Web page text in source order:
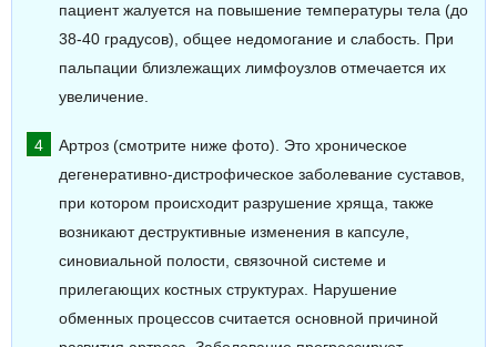
пациент жалуется на повышение температуры тела (до
38-40 градусов), общее недомогание и слабость. При
пальпации близлежащих лимфоузлов отмечается их
увеличение.
Артроз (смотрите ниже фото). Это хроническое
дегенеративно-дистрофическое заболевание суставов,
при котором происходит разрушение хряща, также
возникают деструктивные изменения в капсуле,
синовиальной полости, связочной системе и
прилегающих костных структурах. Нарушение
обменных процессов считается основной причиной